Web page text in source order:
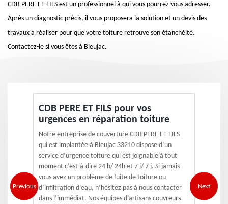
CDB PERE ET FILS est un professionnel à qui vous pourrez vous adresser.
Après un diagnostic précis, il vous proposera la solution et un devis des
travaux à réaliser pour que votre toiture retrouve son étanchéité.
Contactez-le si vous êtes à Bieujac.
Previous
CDB PERE ET FILS pour vos
urgences en réparation toiture
Notre entreprise de couverture CDB PERE ET FILS
qui est implantée à Bieujac 33210 dispose d’un
service d’urgence toiture qui est joignable à tout
moment c’est-à-dire 24 h/ 24h et 7 j/ 7 j. Si jamais
vous avez un problème de fuite de toiture ou
d’infiltration d’eau, n’hésitez pas à nous contacter
dans l’immédiat. Nos équipes d’artisans couvreurs
Next